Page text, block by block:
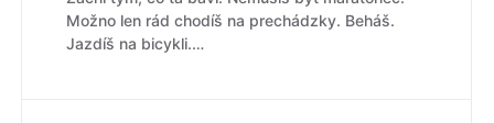
Možno len rád chodíš na prechádzky. Beháš.
Jazdíš na bicykli.…